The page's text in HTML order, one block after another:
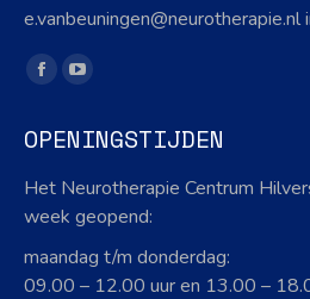
Vind ons op:
Facebook
opens
in
new
YouTube
opens
new
OPENINGSTIJDEN
Het Neurotherapie Centrum
week geopend:
maandag t/m donderdag:
09.00 – 12.00 uur en 13.00 –